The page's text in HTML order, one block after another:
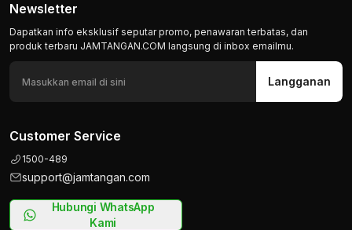
Newsletter
Dapatkan info eksklusif seputar promo, penawaran terbatas, dan
produk terbaru JAMTANGAN.COM langsung di inbox emailmu.
Langganan
Customer Service
1500-489
support@jamtangan.com
Hubungi WhatsApp
Kami